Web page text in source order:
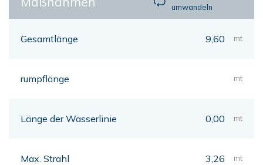
umwandeln
Gesamtlänge 9,60 mt
rumpflänge mt
Länge der Wasserlinie 0,00 mt
Max. Strahl 3,26 mt